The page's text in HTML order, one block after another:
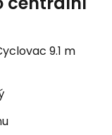
9.1 m